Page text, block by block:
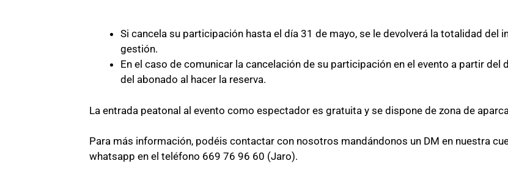
Si cancela su participación hasta el día 31 de mayo, se le devolverá la totalidad
gestión.
En el caso de comunicar la cancelación de su participación en el evento a partir del
del abonado al hacer la reserva.
La entrada peatonal al evento como espectador es gratuita y se dispone de zona de
Para más información, podéis contactar con nosotros mandándonos un DM en nuestra
whatsapp en el teléfono 669 76 96 60 (Jaro).